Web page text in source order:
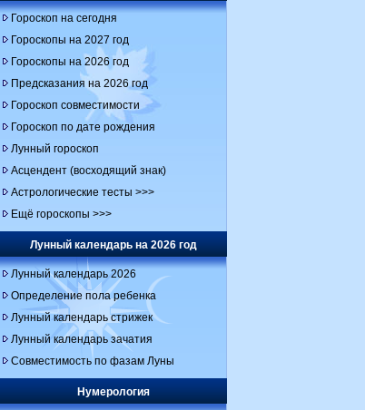
Гороскоп на сегодня
Гороскопы на 2027 год
Гороскопы на 2026 год
Предсказания на 2026 год
Гороскоп совместимости
Гороскоп по дате рождения
Лунный гороскоп
Асцендент (восходящий знак)
Астрологические тесты >>>
Ещё гороскопы >>>
Лунный календарь на 2026 год
Лунный календарь 2026
Определение пола ребенка
Лунный календарь стрижек
Лунный календарь зачатия
Совместимость по фазам Луны
Нумерология